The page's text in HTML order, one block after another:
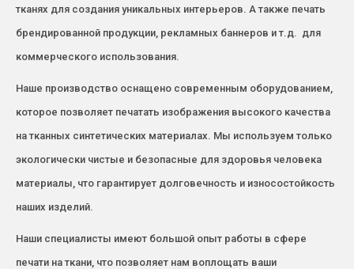
тканях для создания уникальных интерьеров. А также печать
брендированной продукции, рекламных баннеров и т.д. для
коммерческого использования.
Наше производство оснащено современным оборудованием,
которое позволяет печатать изображения высокого качества
на тканных синтетических материалах. Мы используем только
экологически чистые и безопасные для здоровья человека
материалы, что гарантирует долговечность и износостойкость
наших изделий.
Наши специалисты имеют большой опыт работы в сфере
печати на ткани, что позволяет нам воплощать ваши